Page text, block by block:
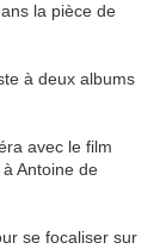
la pièce de
à deux albums
avec le film
Antoine de
se focaliser sur